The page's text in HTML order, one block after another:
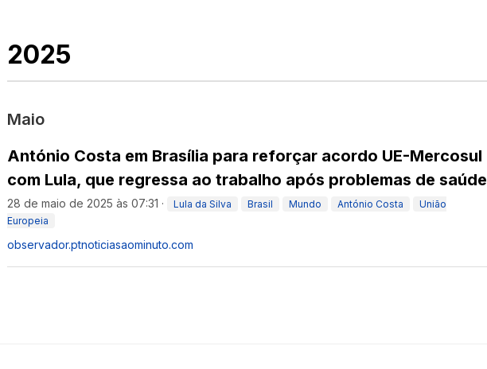
2025
Maio
António Costa em Brasília para reforçar acordo UE-Mercosul
com Lula, que regressa ao trabalho após problemas de saúde
28 de maio de 2025 às 07:31 · Lula da Silva Brasil Mundo António Costa
União
Europeia
observador.ptnoticiasaominuto.com